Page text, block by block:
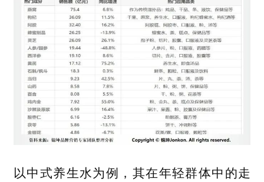
以中式养生水为例，其在年轻群体中的走